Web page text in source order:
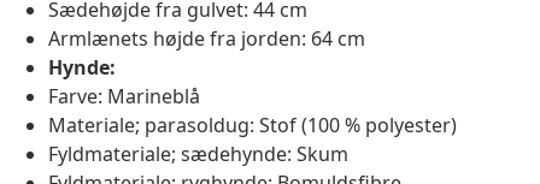
Sædehøjde fra gulvet: 44 cm
Armlænets højde fra jorden: 64 cm
Hynde:
Farve: Marineblå
Materiale; parasoldug: Stof (100 % polyester)
Fyldmateriale; sædehynde: Skum